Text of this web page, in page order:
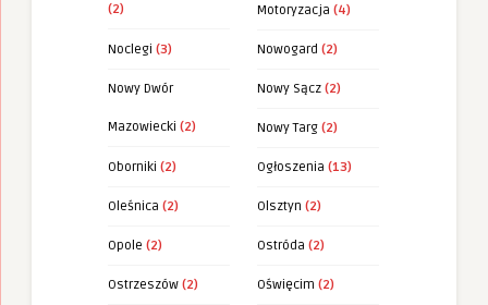
(2) Motoryzacja (4)
Noclegi (3) Nowogard (2)
Nowy Dwór
Mazowiecki (2)
Nowy Sącz (2)
Nowy Targ (2)
Oborniki (2) Ogłoszenia (13)
Oleśnica (2) Olsztyn (2)
Opole (2) Ostróda (2)
Ostrzeszów (2) Oświęcim (2)